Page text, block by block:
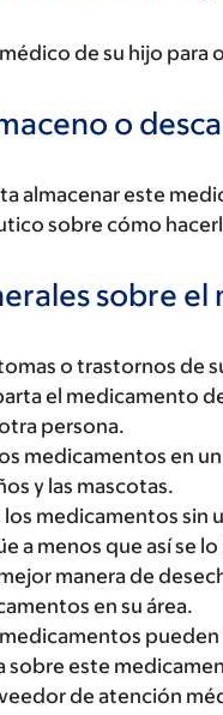
de su hijo
o
almacenar este
sobre cómo
sobre
o trastornos de
el medicamento
persona.
medicamentos en
y las mascotas.
los medicamentos sin
a menos que así se
manera de
en su área.
sobre este
de atención